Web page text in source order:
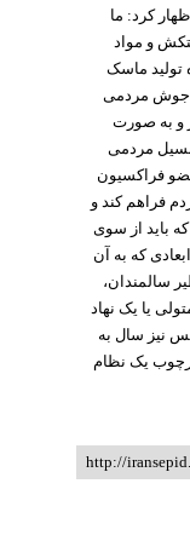
کرد: ما
و مواد
تولید ماسک
مردمی
و به صورت
مردمی
فراکسیون
فراهم کند و
باید از سوی
که به آن
سالمندان،
یا یک نهاد
نیز سال به
یک نظام
http://